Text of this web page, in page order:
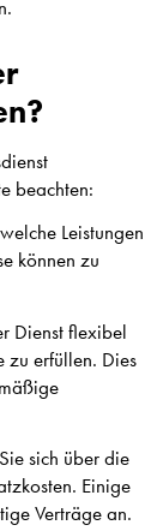
beachten:
Leistungen
können zu
Dienst flexibel
zu erfüllen. Dies
sich über die
Einige
Verträge an.